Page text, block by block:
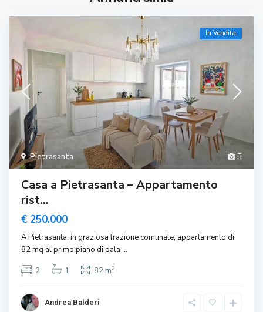
5
Pietrasanta
In Vendita
Casa a Pietrasanta – Appartamento
rist...
€ 250.000
A Pietrasanta, in graziosa frazione comunale, appartamento di
82 mq al primo piano di pala...
2
1 82 m2
Andrea Balderi